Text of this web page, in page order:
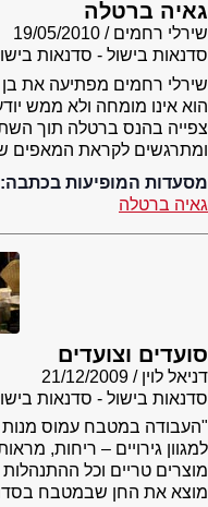
גאיה ברטלה
שירלי רחמים
19/05/2010
סדנאות בישול - סדנאות
שירלי רחמים מפתיעה את
הוא אינו מומחה ולא ממש
צפייה בהנס ברטלה תוך
ומתרגשים לקראת המאפים
מסעדות המופיעות בכתבה:
גאיה ברטלה
סועדים וצועדים
דניאל לוין
21/12/2009
סדנאות בישול - סדנאות
"העבודה במטבח עמוס
למגוון גירויים – ריחות,
מוצרים טריים וכל
מוצא את החן שבמטבח